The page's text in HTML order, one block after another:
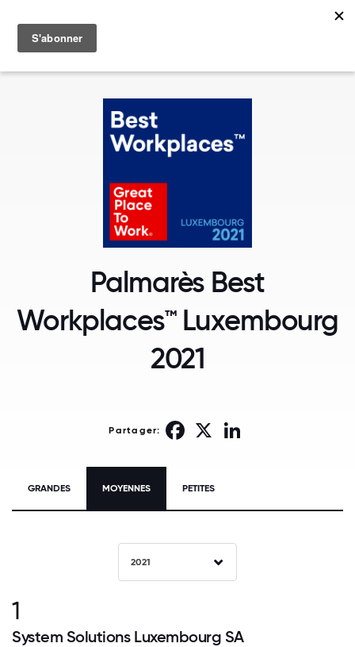
MENU
Palmarès Best
Workplaces™ Luxembourg
2021
Partager: Facebook
GRANDES MOYENNES PETITES
2021
1
System Solutions Luxembourg SA